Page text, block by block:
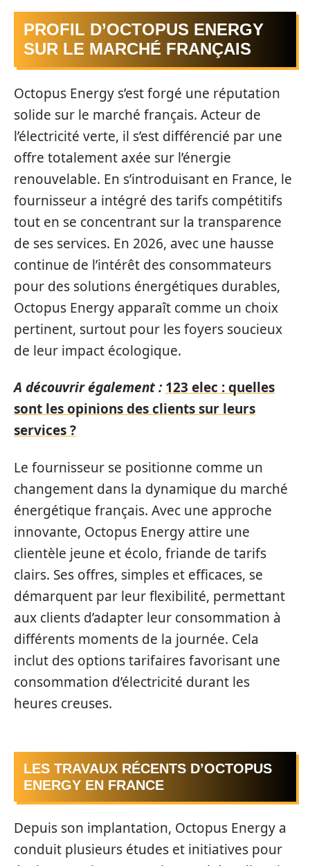
PROFIL D’OCTOPUS ENERGY
SUR LE MARCHÉ FRANÇAIS
Octopus Energy s’est forgé une réputation
solide sur le marché français. Acteur de
l’électricité verte, il s’est différencié par une
offre totalement axée sur l’énergie
renouvelable. En s’introduisant en France, le
fournisseur a intégré des tarifs compétitifs
tout en se concentrant sur la transparence
de ses services. En 2026, avec une hausse
continue de l’intérêt des consommateurs
pour des solutions énergétiques durables,
Octopus Energy apparaît comme un choix
pertinent, surtout pour les foyers soucieux
de leur impact écologique.
A découvrir également : 123 elec : quelles
sont les opinions des clients sur leurs
services ?
Le fournisseur se positionne comme un
changement dans la dynamique du marché
énergétique français. Avec une approche
innovante, Octopus Energy attire une
clientèle jeune et écolo, friande de tarifs
clairs. Ses offres, simples et efficaces, se
démarquent par leur flexibilité, permettant
aux clients d’adapter leur consommation à
différents moments de la journée. Cela
inclut des options tarifaires favorisant une
consommation d’électricité durant les
heures creuses.
LES TRAVAUX RÉCENTS D’OCTOPUS
ENERGY EN FRANCE
Depuis son implantation, Octopus Energy a
conduit plusieurs études et initiatives pour